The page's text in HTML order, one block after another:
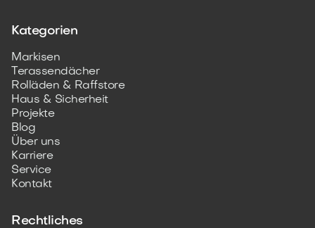
Kategorien
Markisen
Terassendächer
Rolläden & Raffstore
Haus & Sicherheit
Projekte
Blog
Über uns
Karriere
Service
Kontakt
Rechtliches